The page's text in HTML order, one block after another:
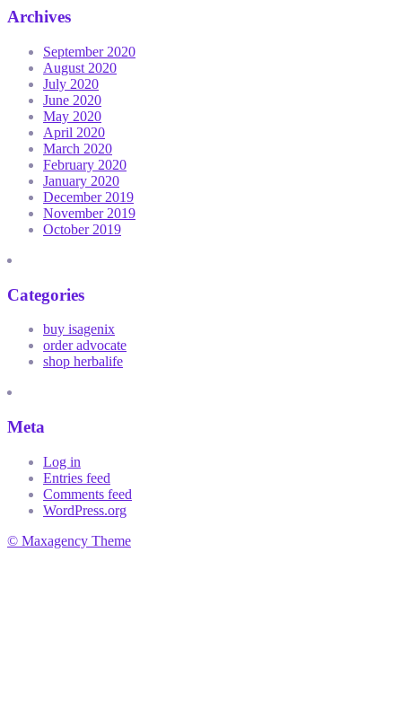
Archives
September 2020
August 2020
July 2020
June 2020
May 2020
April 2020
March 2020
February 2020
January 2020
December 2019
November 2019
October 2019
Categories
buy isagenix
order advocate
shop herbalife
Meta
Log in
Entries feed
Comments feed
WordPress.org
© Maxagency Theme